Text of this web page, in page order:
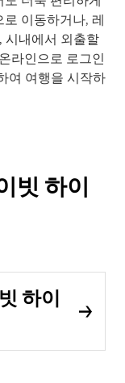
이동하거나, 레
시내에서 외출할
라인으로 로그인
여 여행을 시작하
빗 하이
하이